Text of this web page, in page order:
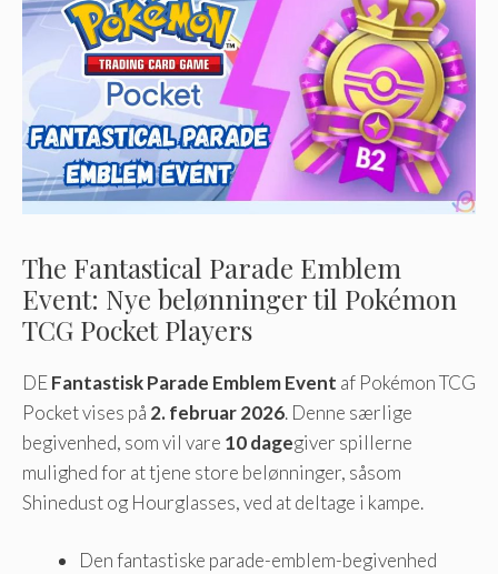
The Fantastical Parade Emblem
Event: Nye belønninger til Pokémon
TCG Pocket Players
DEFantastisk Parade Emblem Event af Pokémon TCG
Pocket vises på 2. februar 2026. Denne særlige
begivenhed, som vil vare 10 dagegiver spillerne
mulighed for at tjene store belønninger, såsom
Shinedust og Hourglasses, ved at deltage i kampe.
Den fantastiske parade-emblem-begivenhed